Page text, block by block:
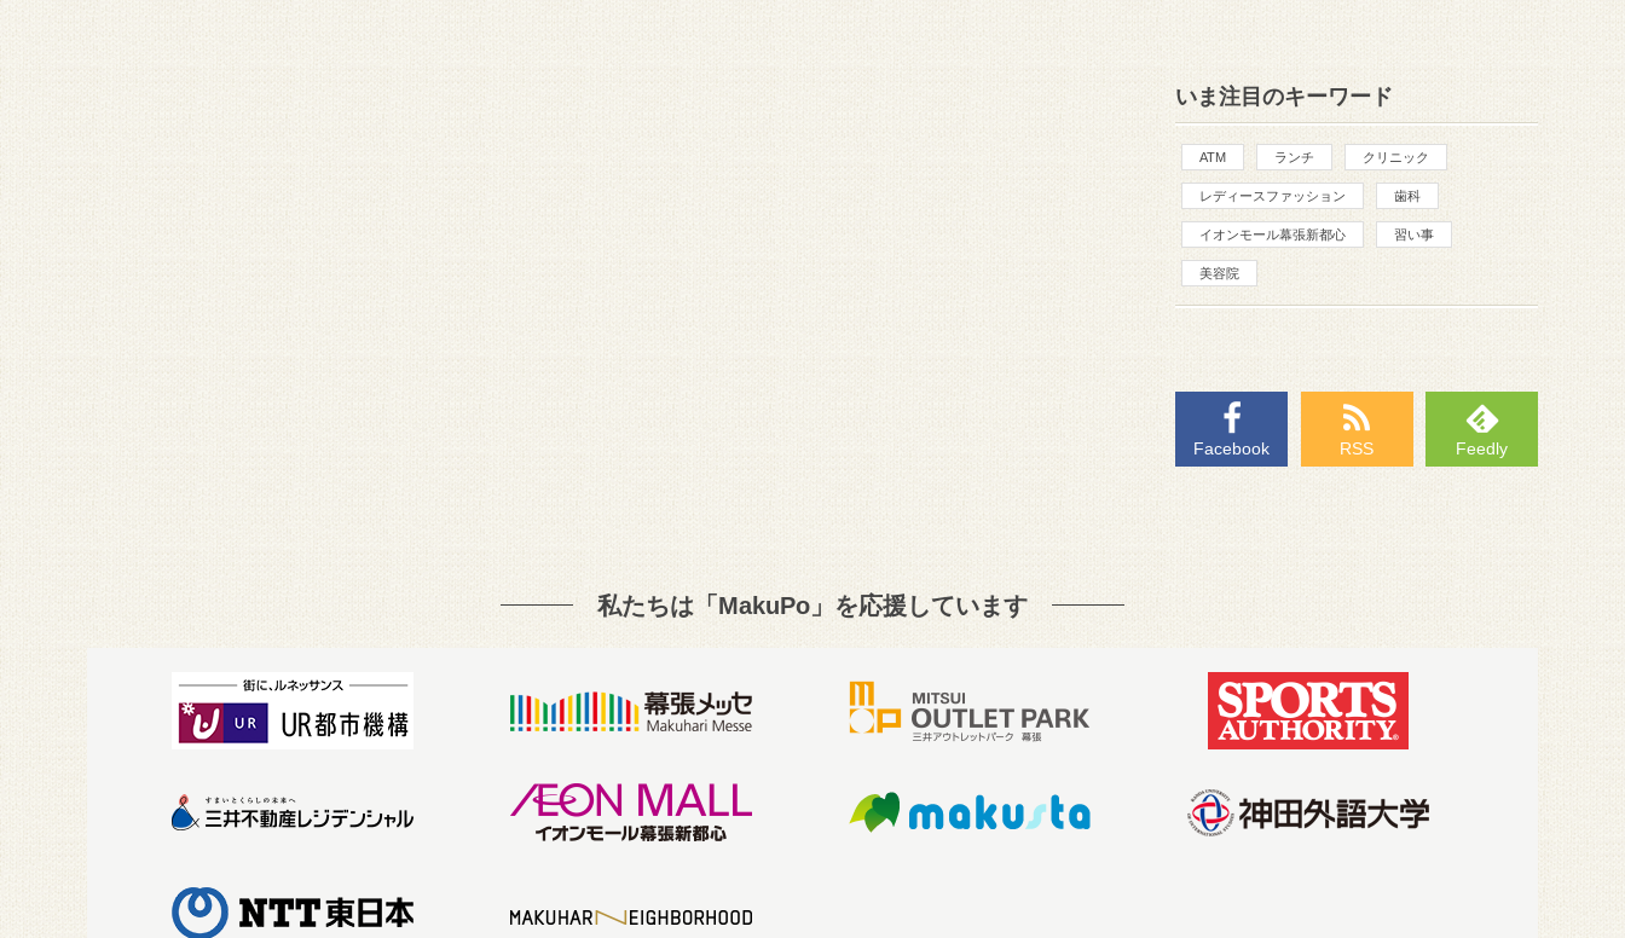
いま注目のキーワード
ATM ランチ クリニック
レディースファッション 歯科
イオンモール幕張新都心 習い事
美容院
Facebook RSS Feedly
私たちは「MakuPo」を応援しています